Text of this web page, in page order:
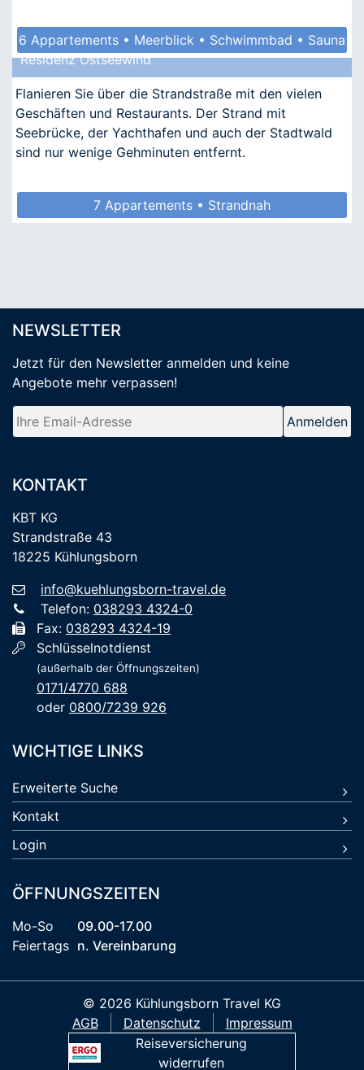
6 Appartements • Meerblick • Schwimmbad • Sauna
• Kindgerecht
Residenz Ostseewind
Flanieren Sie über die Strandstraße mit den vielen
Geschäften und Restaurants. Der Strand mit
Seebrücke, der Yachthafen und auch der Stadtwald
sind nur wenige Gehminuten entfernt.
7 Appartements • Strandnah
NEWSLETTER
Jetzt für den Newsletter anmelden und keine
Angebote mehr verpassen!
WICHTIGE LINKS
Erweiterte Suche
Kontakt
Login
ÖFFNUNGSZEITEN
Mo-So
09.00-17.00
Feiertags n. Vereinbarung
KONTAKT
KBT KG
Strandstraße 43
18225 Kühlungsborn
info@kuehlungsborn-travel.de
Telefon: 038293 4324-0
Fax: 038293 4324-19
Schlüsselnotdienst
(außerhalb der Öffnungszeiten)
0171/4770 688
oder 0800/7239 926
© 2026 Kühlungsborn Travel KG
AGB
Datenschutz
Impressum
Reiseversicherung
widerrufen